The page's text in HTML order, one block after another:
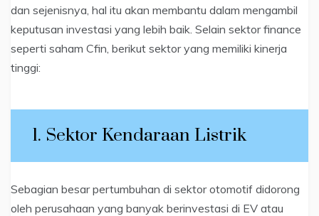
dan sejenisnya, hal itu akan membantu dalam mengambil
keputusan investasi yang lebih baik. Selain sektor finance
seperti saham Cfin, berikut sektor yang memiliki kinerja
tinggi:
1. Sektor Kendaraan Listrik
Sebagian besar pertumbuhan di sektor otomotif didorong
oleh perusahaan yang banyak berinvestasi di EV atau